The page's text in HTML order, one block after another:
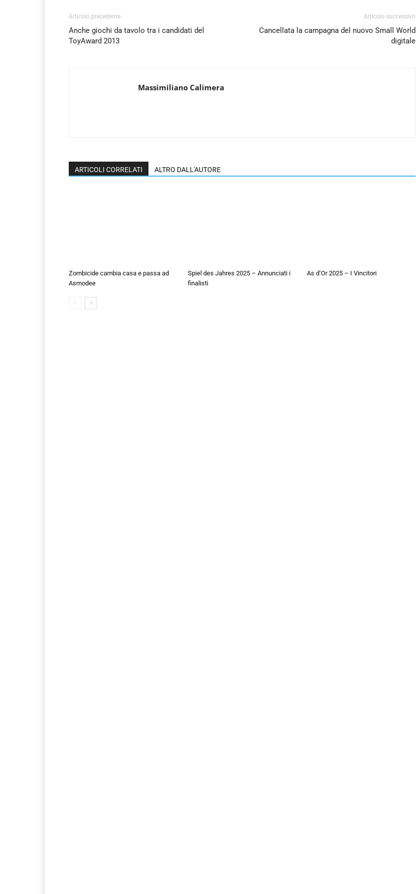
Articolo precedente
Anche giochi da tavolo tra i candidati del
ToyAward 2013
Articolo successivo
Cancellata la campagna del nuovo Small World
digitale
Massimiliano Calimera
ARTICOLI CORRELATI ALTRO DALL'AUTORE
Zombicide cambia casa e passa ad
Asmodee
Spiel des Jahres 2025 – Annunciati i
finalisti
As d’Or 2025 – I Vincitori